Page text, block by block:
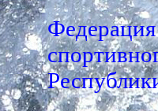
Федерация